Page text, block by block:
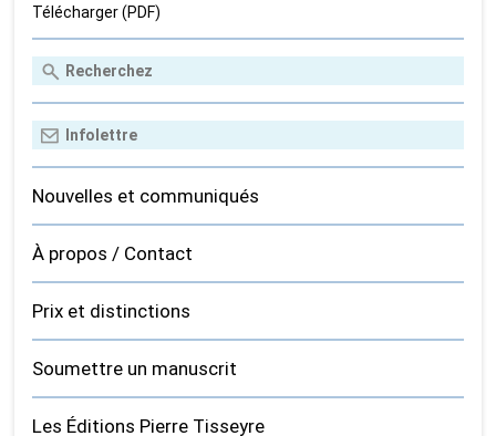
Télécharger (PDF)
Nouvelles et communiqués
À propos / Contact
Prix et distinctions
Soumettre un manuscrit
Les Éditions Pierre Tisseyre